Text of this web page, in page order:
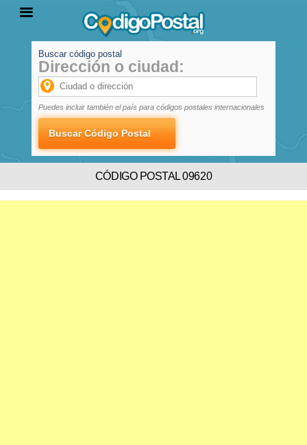
PROVINCIAS
LOCALIDADES
Buscar código postal
Dirección o ciudad:
Puedes incluir también el país para códigos postales internacionales
CÓDIGO POSTAL 09620